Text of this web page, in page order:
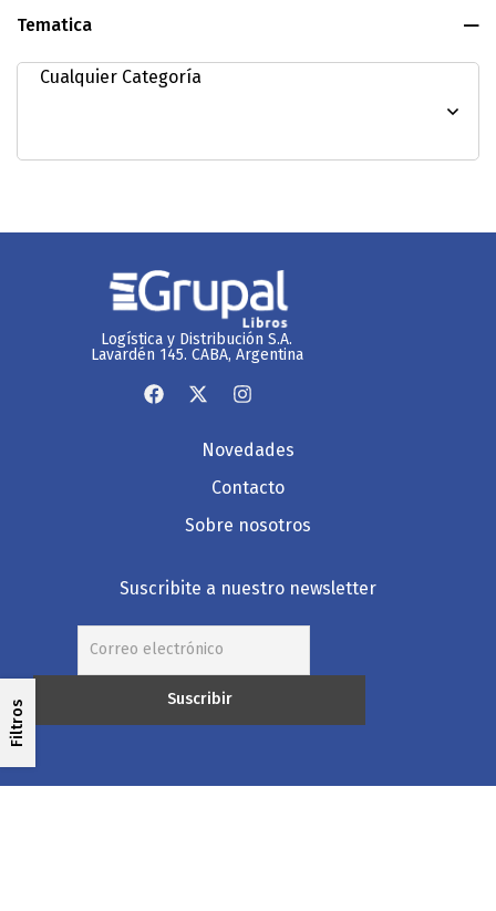
Tematica
Filtros
Logística y Distribución S.A.
Lavardén 145. CABA, Argentina
Novedades
Contacto
Sobre nosotros
Suscribite a nuestro newsletter